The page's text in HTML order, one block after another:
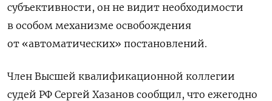
субъективности, он не видит необходимости
в особом механизме освобождения
от «автоматических» постановлений.
Член Высшей квалификационной коллегии
судей РФ Сергей Хазанов сообщил, что ежегодно